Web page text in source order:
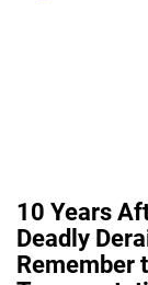
10 Years
Deadly
Remember